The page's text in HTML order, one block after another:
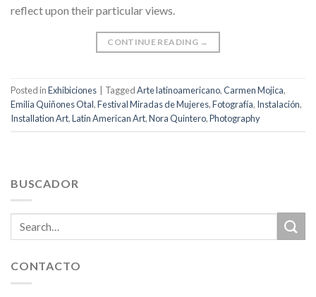
reflect upon their particular views.
CONTINUE READING →
Posted inExhibiciones TaggedArte latinoamericano,Carmen Mojica,
Emilia Quiñones Otal,Festival Miradas de Mujeres,Fotografía, Instalación,
Installation Art,Latin American Art,Nora Quintero,Photography
BUSCADOR
CONTACTO